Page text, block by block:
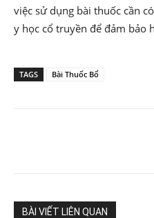
việc sử dụng bài thuốc cần
y học cổ truyền để đảm bảo
TAGS Bài Thuốc Bổ
BÀI VIẾT LIÊN QUAN